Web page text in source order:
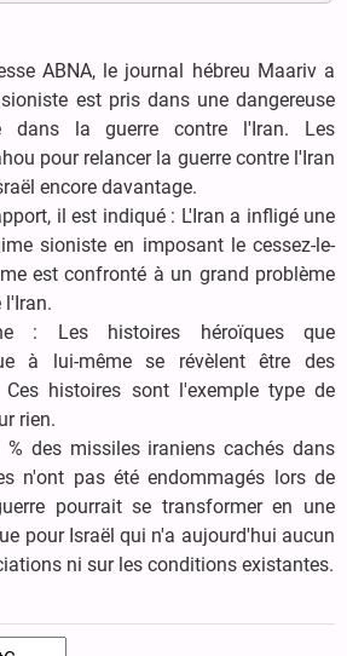
ABNA, le journal hébreu Maariv a
est pris dans une dangereuse
dans la guerre contre l'Iran. Les
pour relancer la guerre contre l'Iran
encore davantage.
il est indiqué : L'Iran a infligé une
sioniste en imposant le cessez-le-
est confronté à un grand problème
l'Iran.
: Les histoires héroïques que
à lui-même se révèlent être des
Ces histoires sont l'exemple type de
rien.
des missiles iraniens cachés dans
n'ont pas été endommagés lors de
pourrait se transformer en une
pour Israël qui n'a aujourd'hui aucun
ni sur les conditions existantes.